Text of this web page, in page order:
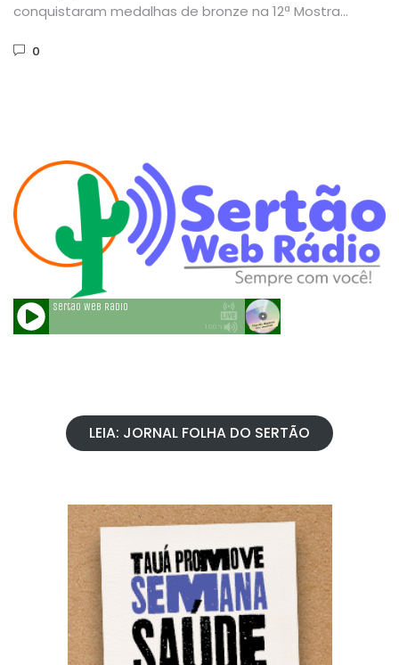
conquistaram medalhas de bronze na 12ª Mostra
0
LEIA: JORNAL FOLHA DO SERTÃO